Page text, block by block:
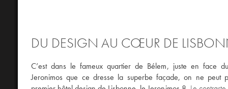
DU DESIGN AU CŒUR DE
C’est dans le fameux quartier de Bélem, juste en face
Jeronimos que ce dresse la superbe façade, on ne peut